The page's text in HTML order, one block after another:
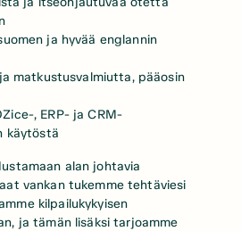
ja hyvää englannin
matkustusvalmiutta, pääosin
, ERP- ja CRM-
käytöstä
alan johtavia
vankan tukemme tehtäviesi
kilpailukykyisen
ja tämän lisäksi tarjoamme